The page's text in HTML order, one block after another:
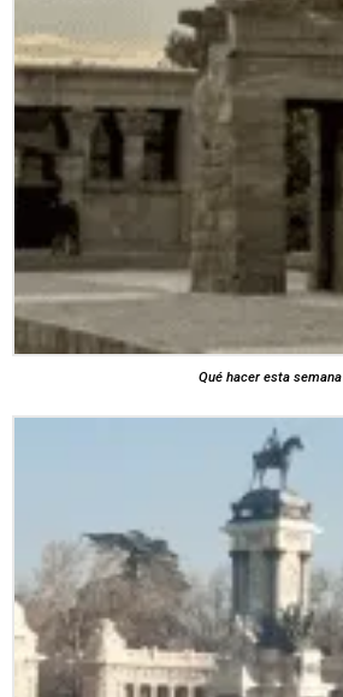
Qué hacer esta semana